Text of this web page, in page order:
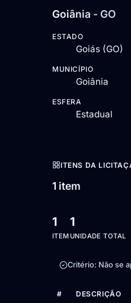
Goiânia - GO
ESTADO
Goiás (GO)
MUNICÍPIO
Goiânia
ESFERA
Estadual
ITENS DA
1 item
1
ITEM
1
UNIDADE TOTAL
Critério: Não se
# DESCRIÇÃO